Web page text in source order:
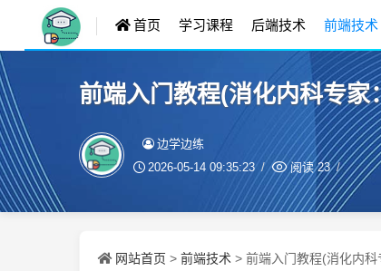
首页 学习课程 后端技术 前端技术
前端入门教程(消化内科专家
边学边练
2026-05-14 09:35:23 阅读23
网站首页 > 前端技术 > 前端入门教程(消化内科